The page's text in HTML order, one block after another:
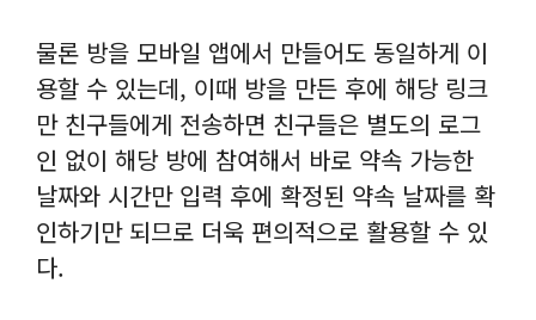
물론 방을 모바일 앱에서 만들어도 동일하게 이
용할 수 있는데, 이때 방을 만든 후에 해당 링크
만 친구들에게 전송하면 친구들은 별도의 로그
인 없이 해당 방에 참여해서 바로 약속 가능한
날짜와 시간만 입력 후에 확정된 약속 날짜를 확
인하기만 되므로 더욱 편의적으로 활용할 수 있
다.